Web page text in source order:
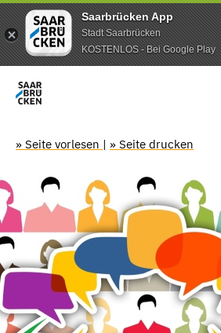
Saarbrücken App
Stadt Saarbrücken
KOSTENLOS - Bei Google Play
» Seite vorlesen | » Seite drucken